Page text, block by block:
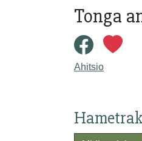
Tonga
Ahitsio